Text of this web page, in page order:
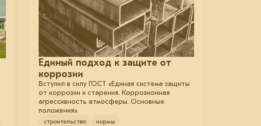
Единый подход к защите от
коррозии
Вступил в силу ГОСТ «Единая система защиты
от коррозии и старения. Коррозионная
агрессивность атмосферы. Основные
положения».
строительство нормы